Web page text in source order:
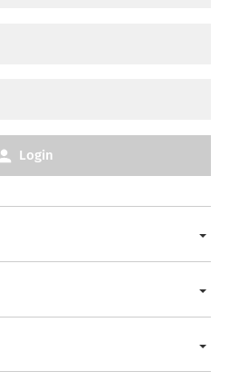
Login